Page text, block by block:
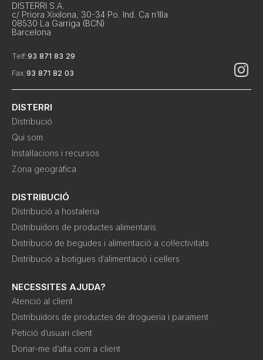
DISTERRI S.A.
c/ Priora Xixilona, 30-34 Po. Ind. Ca n’Illa
08530 La Garriga (BCN)
Barcelona
Telf:93 871 83 29
Fax:93 871 82 03
DISTERRI
Distribució
Qui som
Instal·lacions i recursos
Zona geogràfica
DISTRIBUCIÓ
Distribució a hostaleria
Distribuïdors de productes alimentaris
Distribució de begudes i alimentació a col·lectivitats
Distribució a botigues d’alimentació i cellers
NECESSITES AJUDA?
Atenció al client
Distribuïdors de productes de drogueria i parament
Petició d’usuari client
Donar-me d’alta com a client